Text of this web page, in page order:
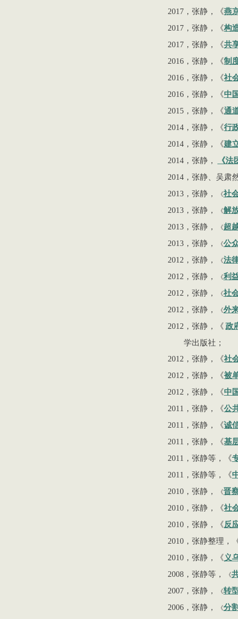
2017 ，张静， 《燕
2017 ，张静，《构
2017 ，张静，《共
2016 ，张静，《制
2016 ，张静，《社
2016 ，张静，《中
2015 ，张静，《通
2014 ，张静，《行
2014 ，张静，《建
2014 ，张静， 《法
2014 ，张静、吴肃
2013 ，张静， 《社
2013 ，张静， 《解
2013 ，张静， 《超
2013 ，张静， 《公
2012 ，张静， 《法
2012 ，张静， 《利
2012 ，张静， 《社
2012 ，张静， 《外
2012 ，张静，《 政
学出版社；
2012 ，张静，《社
2012 ，张静，《被
2012 ，张静，《中
2011 ，张静，《公
2011 ，张静，《诚
2011 ，张静，《基
2011 ，张静等，《
2011 ，张静等，《
2010 ，张静， 《晋
2010 ，张静，《社
2010 ，张静，《反
2010 ，张静整理，
2010 ，张静，《 义
2008 ，张静等， 《
2007 ，张静， 《转
2006 ，张静， 《分